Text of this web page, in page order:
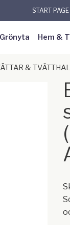
START PAGE
Hem &
&